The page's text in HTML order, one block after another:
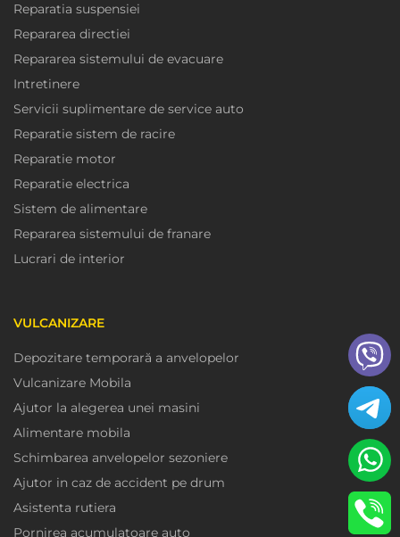
Reparatia suspensiei
Repararea directiei
Repararea sistemului de evacuare
Intretinere
Servicii suplimentare de service auto
Reparatie sistem de racire
Reparatie motor
Reparatie electrica
Sistem de alimentare
Repararea sistemului de franare
Lucrari de interior
VULCANIZARE
Depozitare temporară a anvelopelor
Vulcanizare Mobila
Ajutor la alegerea unei masini
Alimentare mobila
Schimbarea anvelopelor sezoniere
Ajutor in caz de accident pe drum
Asistenta rutiera
Pornirea acumulatoare auto